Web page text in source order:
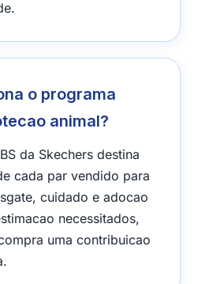
o programa
animal?
da Skechers destina
cada par vendido para
cuidado e adocao
necessitados,
uma contribuicao